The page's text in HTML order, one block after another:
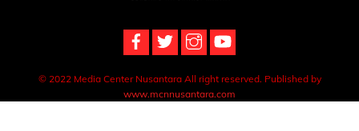
© 2022 Media Center Nusantara All right reserved. Published by
www.mcnnusantara.com